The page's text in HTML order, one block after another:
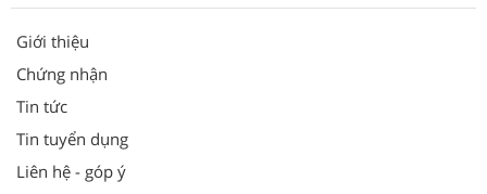
Giới thiệu
Chứng nhận
Tin tức
Tin tuyển dụng
Liên hệ - góp ý